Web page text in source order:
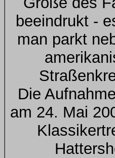
beeindrukt -
man parkt
Die
am 24. Mai